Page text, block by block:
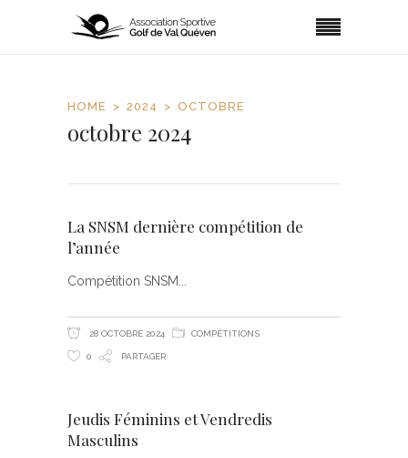
HOME 2024 OCTOBRE
octobre 2024
La SNSM dernière compétition de
l’année
Compétition SNSM
28 OCTOBRE 2024 COMPÉTITIONS
0 PARTAGER
Jeudis Féminins et Vendredis
Masculins